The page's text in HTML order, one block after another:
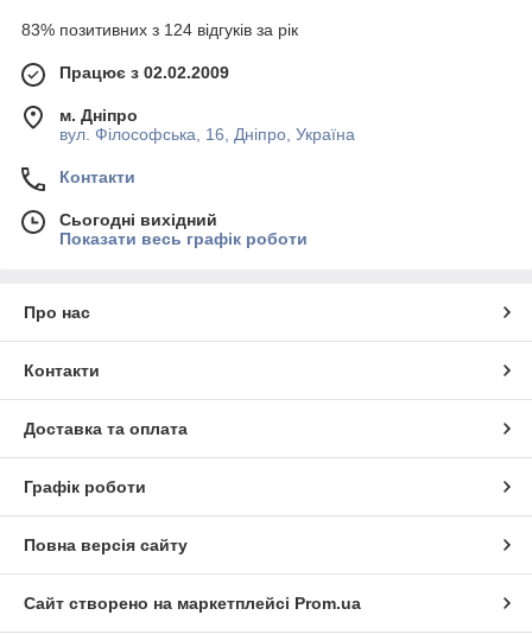
83% позитивних з 124 відгуків за рік
Працює з 02.02.2009
м. Дніпро
вул. Філософська, 16, Дніпро, Україна
Контакти
Сьогодні вихідний
Показати весь графік роботи
Про нас
Контакти
Доставка та оплата
Графік роботи
Повна версія сайту
Сайт створено на маркетплейсі Prom.ua